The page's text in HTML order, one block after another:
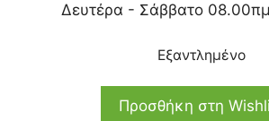
Δευτέρα - Σάββατο
Εξαντλημένο
Προσθήκη στη